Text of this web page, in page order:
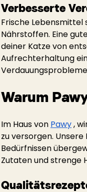
Verbesserte
Frische
Nährstoffen. Eine
deiner Katze von
Aufrechterhaltung
Warum
Im Haus von Pawy,
zu versorgen.
Bedürfnissen
Zutaten und strenge